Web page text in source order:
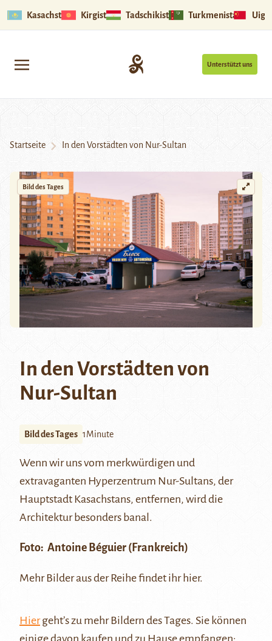
Kasachstan Kirgistan Tadschikistan Turkmenistan
Unterstützt uns
Startseite In den Vorstädten von Nur-Sultan
Bild des Tages
In den Vorstädten von
Nur-Sultan
Bild des Tages 1Minute
Wenn wir uns vom merkwürdigen und
extravaganten Hyperzentrum Nur-Sultans, der
Hauptstadt Kasachstans, entfernen, wird die
Architektur besonders banal.
Foto: Antoine Béguier (Frankreich)
Mehr Bilder aus der Reihe findet ihrhier.
Hiergeht’s zu mehr Bildern des Tages. Sie können
einige davon kaufen und zu Hause empfangen: